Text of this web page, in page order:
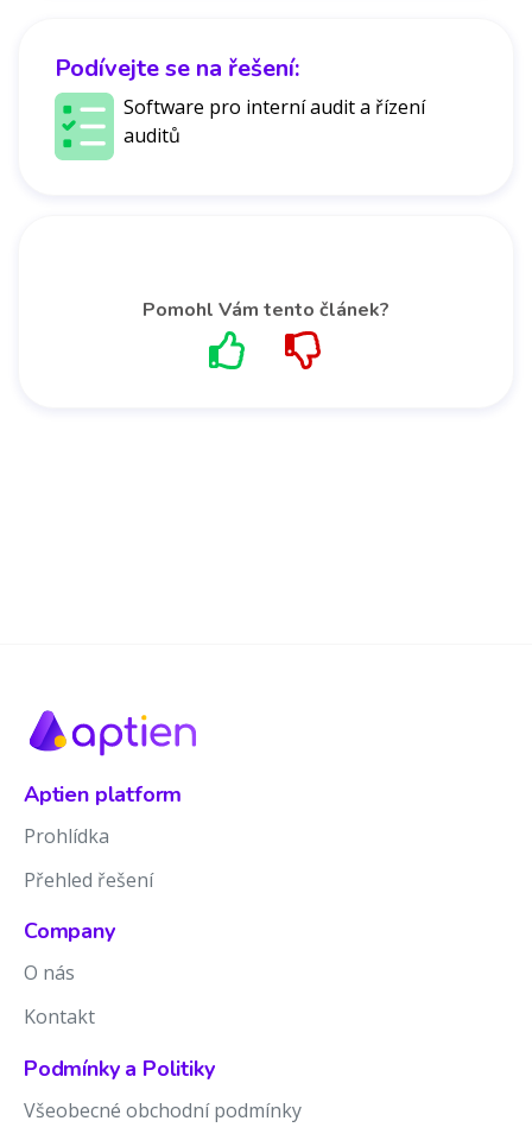
Podívejte se na řešení:
Software pro interní audit a řízení
auditů
Pomohl Vám tento článek?
Aptien platform
Prohlídka
Přehled řešení
Company
O nás
Kontakt
Podmínky a Politiky
Všeobecné obchodní podmínky